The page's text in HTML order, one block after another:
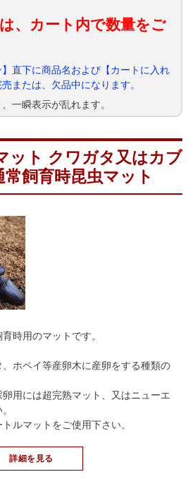
、カート内で数量をご
】直下に商品名および【カートに入れ
または、欠品中になります。
一瞬表示が乱れます。
ット クワガタ又はカブ
常飼育時昆虫マット
時用のマットです。
ホペイ等産卵木に産卵をする種類の
用には超完熟マット、又はニューエ
ルマットをご使用下さい。
詳細を見る